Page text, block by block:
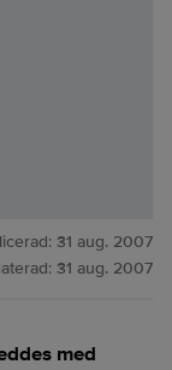
31 aug. 2007
31 aug. 2007
med